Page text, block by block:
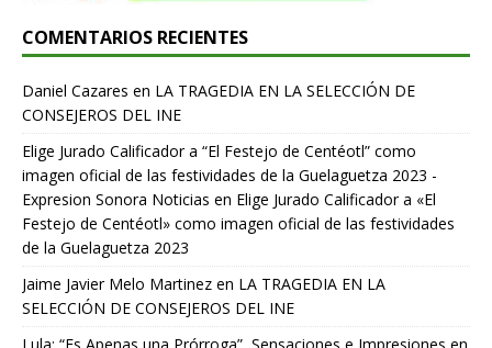
COMENTARIOS RECIENTES
Daniel Cazares en LA TRAGEDIA EN LA SELECCIÓN DE
CONSEJEROS DEL INE
Elige Jurado Calificador a “El Festejo de Centéotl” como
imagen oficial de las festividades de la Guelaguetza 2023 -
Expresion Sonora Noticias en Elige Jurado Calificador a «El
Festejo de Centéotl» como imagen oficial de las festividades
de la Guelaguetza 2023
Jaime Javier Melo Martinez en LA TRAGEDIA EN LA
SELECCIÓN DE CONSEJEROS DEL INE